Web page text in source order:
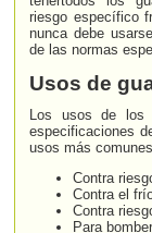
riesgo específico
nunca debe
de las normas
Usos de
Los usos de los
especificaciones
usos más
Contra
Contra el
Contra
Para